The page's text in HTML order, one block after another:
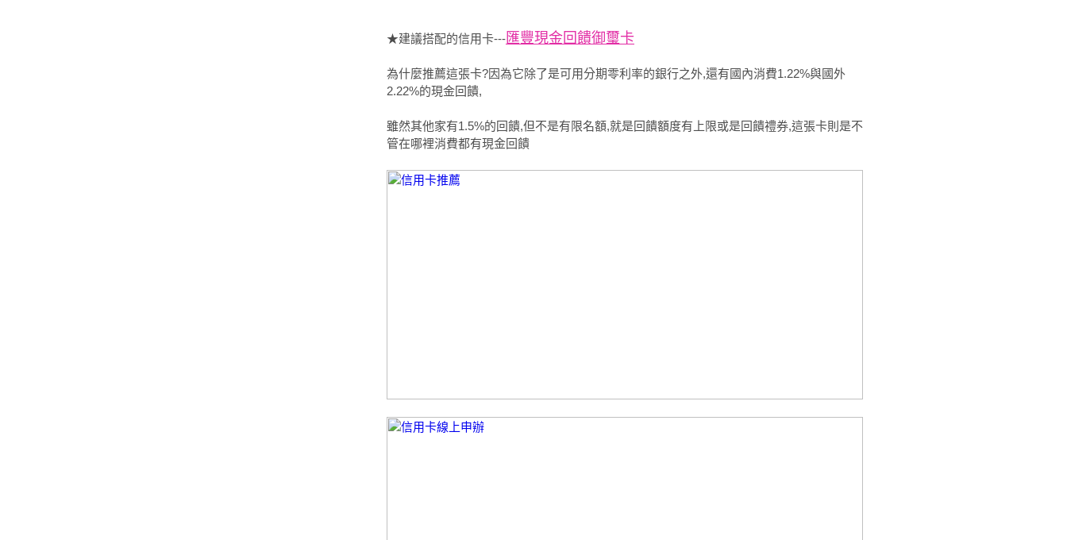
★建議搭配的信用卡---匯豐現金回饋御璽卡
為什麼推薦這張卡?因為它除了是可用分期零利率的銀行之外,還有國內消費1.22%與國外
2.22%的現金回饋,
雖然其他家有1.5%的回饋,但不是有限名額,就是回饋額度有上限或是回饋禮券,這張卡則是不
管在哪裡消費都有現金回饋